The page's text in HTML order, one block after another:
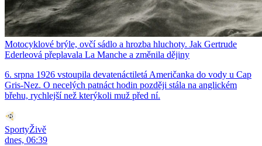
Motocyklové brýle, ovčí sádlo a hrozba hluchoty. Jak Gertrude
Ederleová přeplavala La Manche a změnila dějiny
6. srpna 1926 vstoupila devatenáctiletá Američanka do vody u Cap
Gris-Nez. O necelých patnáct hodin později stála na anglickém
břehu, rychlejší než kterýkoli muž před ní.
SportyŽivě
dnes, 06:39